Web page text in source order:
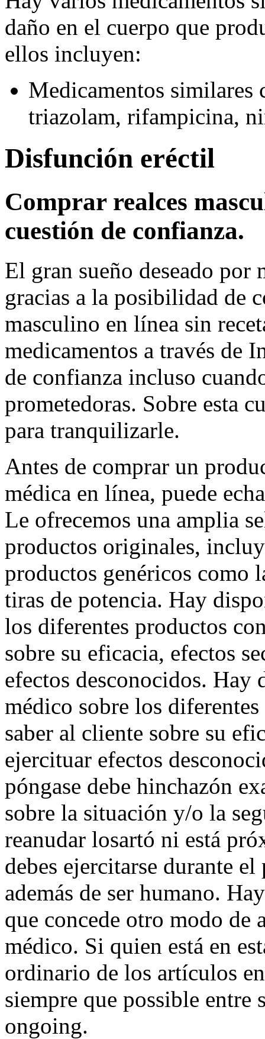
daño en el cuerpo que
ellos incluyen:
Medicamentos
triazolam, rifampicina,
Disfunción eréctil
Comprar realces
cuestión de confianza.
El gran sueño deseado por
gracias a la posibilidad de
masculino en línea sin
medicamentos a través de
de confianza incluso
prometedoras. Sobre esta
para tranquilizarle.
Antes de comprar un
médica en línea, puede
Le ofrecemos una amplia
productos originales,
productos genéricos como
tiras de potencia. Hay
los diferentes productos
sobre su eficacia, efectos
efectos desconocidos.
médico sobre los
saber al cliente sobre su
ejercituar efectos
póngase debe hinchazón
sobre la situación y/o la
reanudar losartó ni está
debes ejercitarse durante
además de ser humano.
que concede otro modo de
médico. Si quien está en
ordinario de los artículos
siempre que possible
ongoing.